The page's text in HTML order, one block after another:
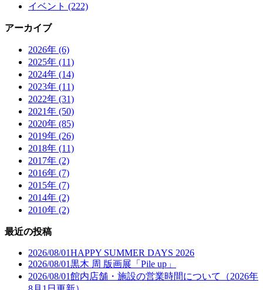
イベント (222)
アーカイブ
2026年 (6)
2025年 (11)
2024年 (14)
2023年 (11)
2022年 (31)
2021年 (50)
2020年 (85)
2019年 (26)
2018年 (11)
2017年 (2)
2016年 (7)
2015年 (7)
2014年 (2)
2010年 (2)
最近の投稿
2026/08/01HAPPY SUMMER DAYS 2026
2026/08/01黒木 周 版画展「Pile up」
2026/08/01館内店舗・施設の営業時間について（2026年